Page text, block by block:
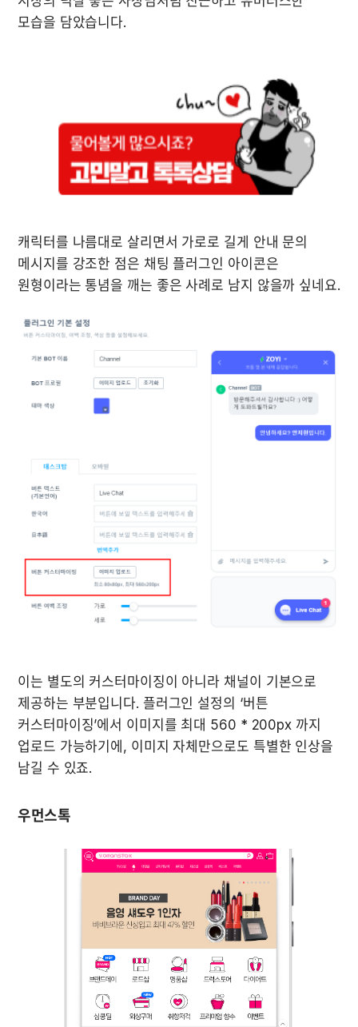
캐릭터를 나름대로 살리면서 가로로 길게 안내 문의
메시지를 강조한 점은 채팅 플러그인 아이콘은
이는 별도의 커스터마이징이 아니라 채널이 기본으로
제공하는 부분입니다. 플러그인 설정의 ‘버튼
커스터마이징’에서 이미지를 최대 560 * 200px 까지
업로드 가능하기에, 이미지 자체만으로도 특별한 인상을
남길 수 있죠.
우먼스톡